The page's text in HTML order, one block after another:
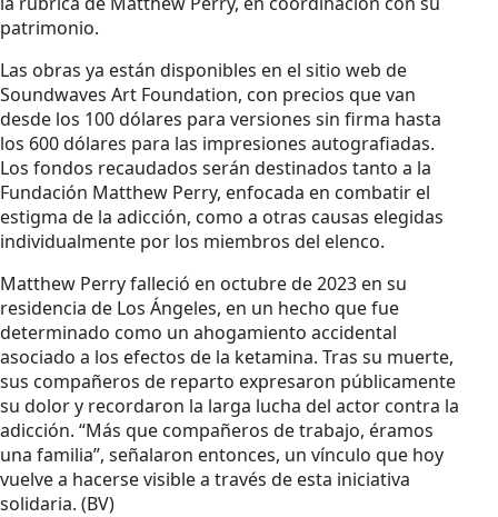
patrimonio.
Las obras ya están disponibles en el sitio web de
Soundwaves Art Foundation, con precios que van
desde los 100 dólares para versiones sin firma hasta
los 600 dólares para las impresiones autografiadas.
Los fondos recaudados serán destinados tanto a la
Fundación Matthew Perry, enfocada en combatir el
estigma de la adicción, como a otras causas elegidas
individualmente por los miembros del elenco.
Matthew Perry falleció en octubre de 2023 en su
residencia de Los Ángeles, en un hecho que fue
determinado como un ahogamiento accidental
asociado a los efectos de la ketamina. Tras su muerte,
sus compañeros de reparto expresaron públicamente
su dolor y recordaron la larga lucha del actor contra la
adicción. “Más que compañeros de trabajo, éramos
una familia”, señalaron entonces, un vínculo que hoy
vuelve a hacerse visible a través de esta iniciativa
solidaria. (BV)